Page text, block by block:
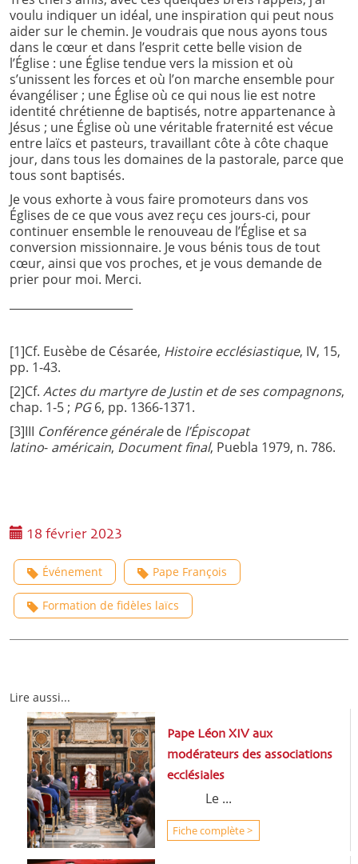
voulu indiquer un idéal, une inspiration qui peut nous
aider sur le chemin. Je voudrais que nous ayons tous
dans le cœur et dans l’esprit cette belle vision de
l’Église : une Église tendue vers la mission et où
s’unissent les forces et où l’on marche ensemble pour
évangéliser ; une Église où ce qui nous lie est notre
identité chrétienne de baptisés, notre appartenance à
Jésus ; une Église où une véritable fraternité est vécue
entre laïcs et pasteurs, travaillant côte à côte chaque
jour, dans tous les domaines de la pastorale, parce que
tous sont baptisés.
Je vous exhorte à vous faire promoteurs dans vos
Églises de ce que vous avez reçu ces jours-ci, pour
continuer ensemble le renouveau de l’Église et sa
conversion missionnaire. Je vous bénis tous de tout
cœur, ainsi que vos proches, et je vous demande de
prier pour moi. Merci.
[1]Cf. Eusèbe de Césarée, Histoire ecclésiastique, IV, 15,
pp. 1-43.
[2]Cf. Actes dumartyredeJustin et de sescompagnons,
chap. 1-5 ; PG6, pp. 1366-1371.
[3]III Conférence généralede l’Épiscopat
latino- américain, Document final, Puebla 1979, n. 786.
18 février 2023
Événement Pape François
Formation de fidèles laïcs
Lire aussi...
Pape Léon XIV aux
modérateurs des associations
ecclésiales
Le ...
Fiche complète >